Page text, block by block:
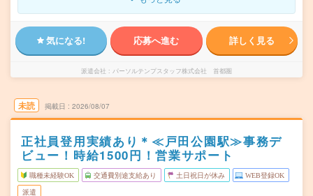
気になる! 応募へ進む 詳しく見る
派遣会社 パーソルテンプスタッフ株式会社 首都圏
未読 掲載日 2026/08/07
正社員登用実績あり＊≪戸田公園駅≫事務デ
ビュー！時給1500円！営業サポート
職種未経験OK 交通費別途支給あり 土日祝日が休み WEB登録OK
派遣